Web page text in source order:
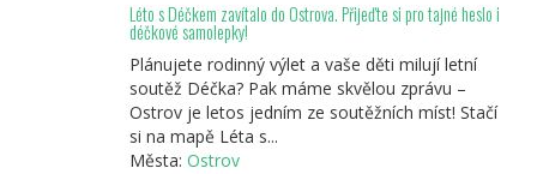
Léto s Déčkem zavítalo do Ostrova. Přijeďte si pro tajné heslo i
déčkové samolepky!
Plánujete rodinný výlet a vaše děti milují letní
soutěž Déčka? Pak máme skvělou zprávu –
Ostrov je letos jedním ze soutěžních míst! Stačí
si na mapě Léta s...
Města: Ostrov